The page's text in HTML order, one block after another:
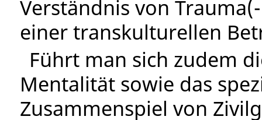
Verständnis von
einer transkulturellen
Führt man sich zudem
Mentalität sowie das
Zusammenspiel von